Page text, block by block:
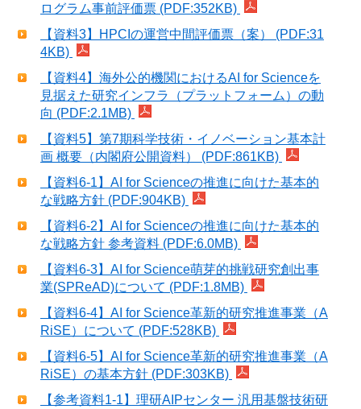
ログラム事前評価票 (PDF:352KB)
【資料3】HPCIの運営中間評価票（案） (PDF:31
4KB)
【資料4】海外公的機関におけるAI for Scienceを
見据えた研究インフラ（プラットフォーム）の動
向 (PDF:2.1MB)
【資料5】第7期科学技術・イノベーション基本計
画 概要（内閣府公開資料） (PDF:861KB)
【資料6-1】AI for Scienceの推進に向けた基本的
な戦略方針 (PDF:904KB)
【資料6-2】AI for Scienceの推進に向けた基本的
な戦略方針 参考資料 (PDF:6.0MB)
【資料6-3】AI for Science萌芽的挑戦研究創出事
業(SPReAD)について (PDF:1.8MB)
【資料6-4】AI for Science革新的研究推進事業（A
RiSE）について (PDF:528KB)
【資料6-5】AI for Science革新的研究推進事業（A
RiSE）の基本方針 (PDF:303KB)
【参考資料1-1】理研AIPセンター 汎用基盤技術研